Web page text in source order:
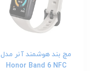
مچ بند هوشمند آنر مدل
Honor Band 6 NFC